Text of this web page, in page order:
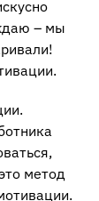
– мы
метод